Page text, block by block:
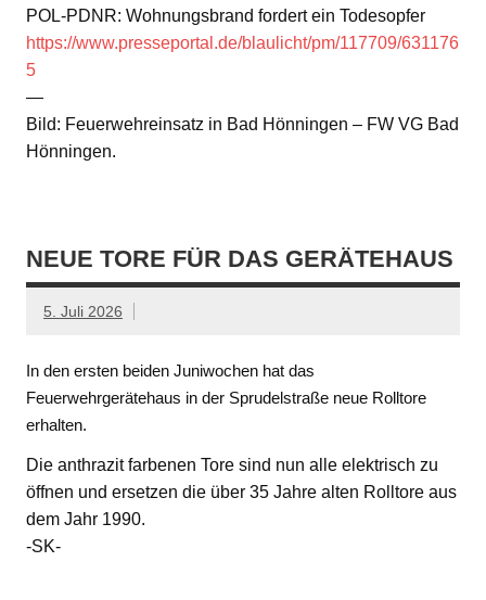
POL-PDNR: Wohnungsbrand fordert ein Todesopfer
https://www.presseportal.de/blaulicht/pm/117709/631176
5
—
Bild: Feuerwehreinsatz in Bad Hönningen – FW VG Bad
Hönningen.
NEUE TORE FÜR DAS GERÄTEHAUS
5. Juli 2026
In den ersten beiden Juniwochen hat das
Feuerwehrgerätehaus in der Sprudelstraße neue Rolltore
erhalten.
Die anthrazit farbenen Tore sind nun alle elektrisch zu
öffnen und ersetzen die über 35 Jahre alten Rolltore aus
dem Jahr 1990.
-SK-